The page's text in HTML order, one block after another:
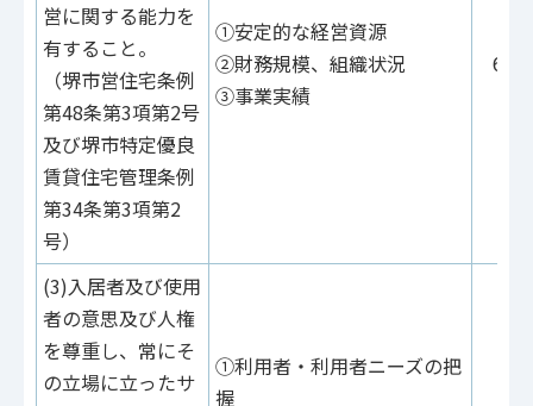
営に関する能力を
有すること。
（堺市営住宅条例
第48条第3項第2号
及び堺市特定優良
賃貸住宅管理条例
第34条第3項第2
号）
①安定的な経営資源
②財務規模、組織状況
③事業実績
60点
(3)入居者及び使用
者の意思及び人権
を尊重し、常にそ
の立場に立ったサ
①利用者・利用者ニーズの把
握